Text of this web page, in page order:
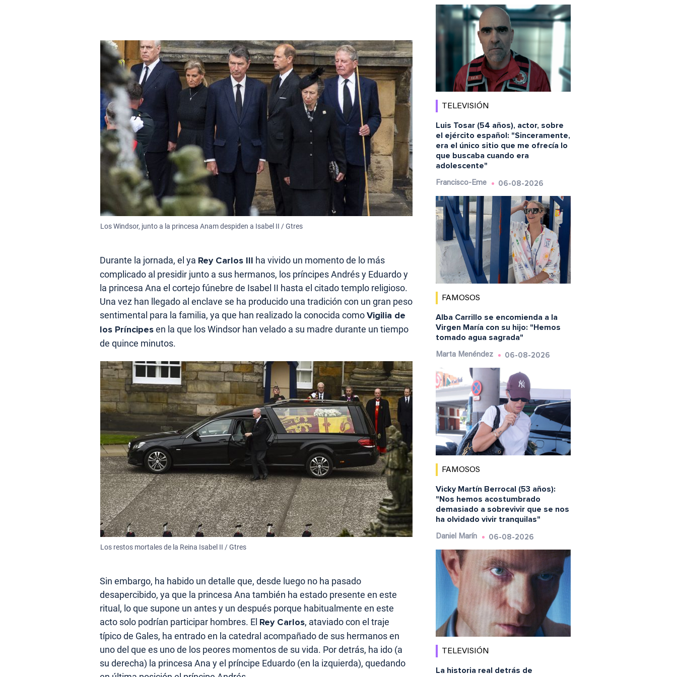
Los Windsor, junto a la princesa Anam despiden a Isabel II / Gtres
Durante la jornada, el ya Rey Carlos III ha vivido un momento de lo más
complicado al presidir junto a sus hermanos, los príncipes Andrés y Eduardo y
la princesa Ana el cortejo fúnebre de Isabel II hasta el citado templo religioso.
Una vez han llegado al enclave se ha producido una tradición con un gran peso
sentimental para la familia, ya que han realizado la conocida comoVigilia de
los Príncipesen la que los Windsor han velado a su madre durante un tiempo
de quince minutos.
Los restos mortales de la Reina Isabel II / Gtres
Sin embargo, ha habido un detalle que, desde luego no ha pasado
desapercibido, ya que la princesa Ana también ha estado presente en este
ritual, lo que supone un antes y un después porque habitualmente en este
acto solo podrían participar hombres. El Rey Carlos, ataviado con el traje
típico de Gales, ha entrado en la catedral acompañado de sus hermanos en
uno del que es uno de los peores momentos de su vida. Por detrás, ha ido (a
su derecha) la princesa Ana y el príncipe Eduardo (en la izquierda), quedando
TELEVISIÓN
Luis Tosar (54 años), actor, sobre
el ejército español: "Sinceramente,
era el único sitio que me ofrecía lo
que buscaba cuando era
adolescente"
Francisco-Eme 06-08-2026
FAMOSOS
Alba Carrillo se encomienda a la
Virgen María con su hijo: "Hemos
tomado agua sagrada"
Marta Menéndez 06-08-2026
FAMOSOS
Vicky Martín Berrocal (53 años):
"Nos hemos acostumbrado
demasiado a sobrevivir que se nos
ha olvidado vivir tranquilas"
Daniel Marín 06-08-2026
TELEVISIÓN
La historia real detrás de